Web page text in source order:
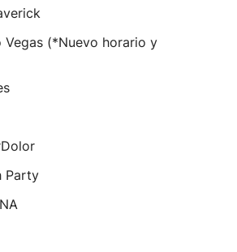
Vegas (*Nuevo horario y
Party